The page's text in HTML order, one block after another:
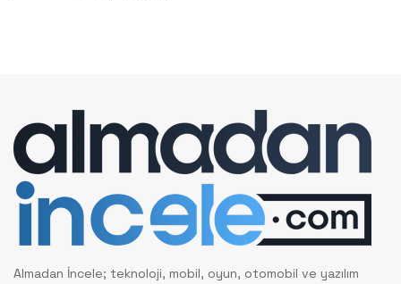
Almadan İncele; teknoloji, mobil, oyun, otomobil ve yazılım